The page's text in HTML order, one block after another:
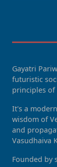
Gayatri
futuristic
principles of
It's a
wisdom of
and
Vasudhaiva
Founded by